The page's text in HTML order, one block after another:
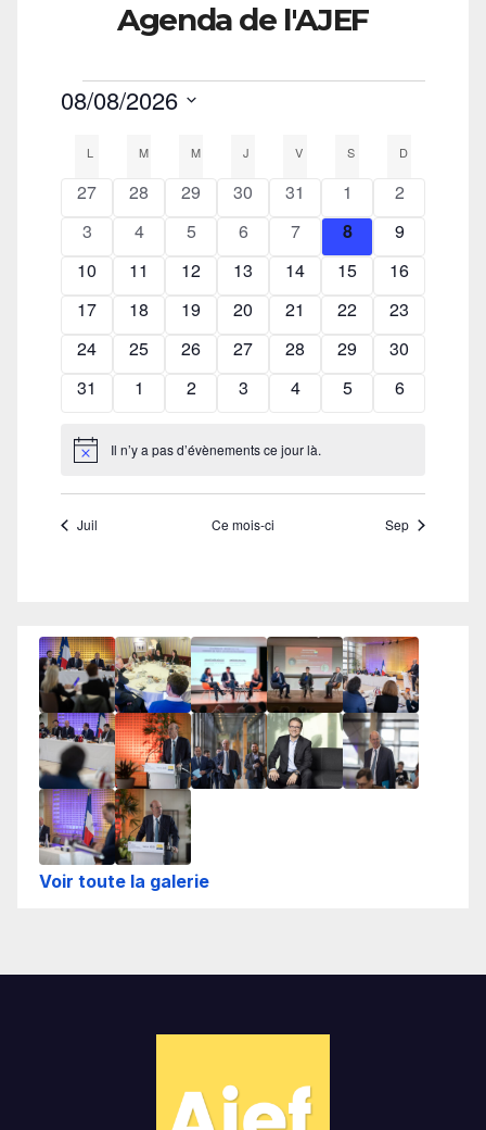
Agenda de l'AJEF
Voir toute la galerie